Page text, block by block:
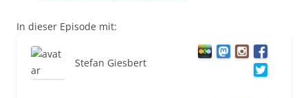
In dieser Episode mit:
Stefan Giesbert